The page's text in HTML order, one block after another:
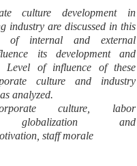
culture development in
industry are discussed in this
of internal and external
its development and
Level of influence of these
culture and industry
analyzed.
culture, labor
globalization and
staff morale